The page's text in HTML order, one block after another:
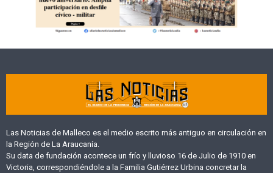
Las Noticias de Malleco es el medio escrito más antiguo en circulación en
la Región de La Araucanía.
Su data de fundación acontece un frío y lluvioso 16 de Julio de 1910 en
Victoria, correspondiéndole a la Familia Gutiérrez Urbina concretar la